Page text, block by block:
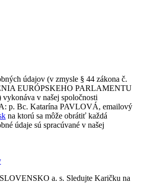
údajov (v zmysle § 44 zákona č.
EURÓPSKEHO PARLAMENTU
v našej spoločnosti
p. Bc. Katarína PAVLOVÁ, emailový
na ktorú sa môže obrátiť každá
údaje sú spracúvané v našej
a. s. Sledujte Karičku na